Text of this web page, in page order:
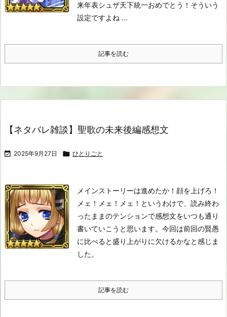
来年表シュザ天下統一おめでとう！そういう
設定ですよね ...
記事を読む
【ネタバレ雑談】聖歌の未来後編感想文
 2025年9月27日  ひとりごと
メインストーリーは進めたか！顔を上げろ！
メェ！メェ！メェ！ というわけで、読み終わ
ったままのテンションで感想文をいつも通り
書いていこうと思います。 今回は前回の賢愚
に比べると盛り上がりに欠けるかなと感じま
した。
記事を読む